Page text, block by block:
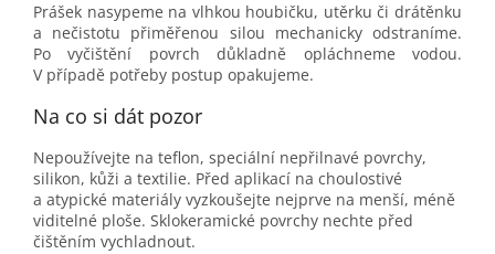
Prášek nasypeme na vlhkou houbičku, utěrku či drátěnku
a nečistotu přiměřenou silou mechanicky odstraníme.
Po vyčištění povrch důkladně opláchneme vodou.
V případě potřeby postup opakujeme.
Na co si dát pozor
Nepoužívejte na teflon, speciální nepřilnavé povrchy,
silikon, kůži a textilie. Před aplikací na choulostivé
a atypické materiály vyzkoušejte nejprve na menší, méně
viditelné ploše. Sklokeramické povrchy nechte před
čištěním vychladnout.